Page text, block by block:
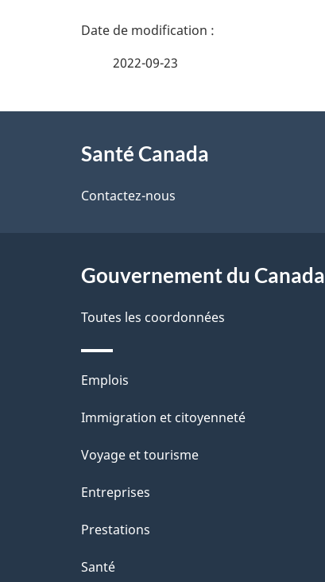
D
a
l
d
e
l
2022-09-23
proposSanté Canada
Contactez-nous
Gouvernement du Canada
Toutes les coordonnées
Thèmes
et
Emplois
Immigration et citoyenneté
Voyage et tourisme
Entreprises
Prestations
Santé